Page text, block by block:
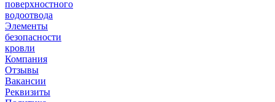
поверхностного
водоотвода
Элементы
безопасности
кровли
Компания
Отзывы
Вакансии
Реквизиты